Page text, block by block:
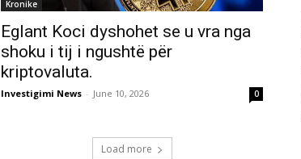
Kronike
Eglant Koci dyshohet se u vra nga
shoku i tij i ngushtë për
kriptovaluta.
Investigimi News - June 10, 2026 0
Load more